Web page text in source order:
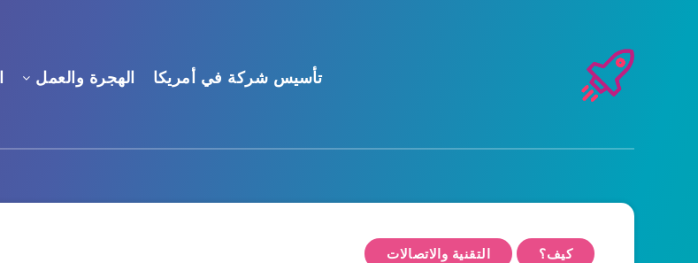
تأسيس شركة في أمريكا الهجرة والعمل
كيف؟ التقنية والاتصالات